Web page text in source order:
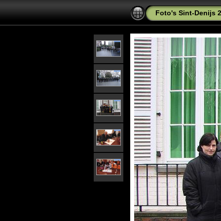
Foto's Sint-Denijs